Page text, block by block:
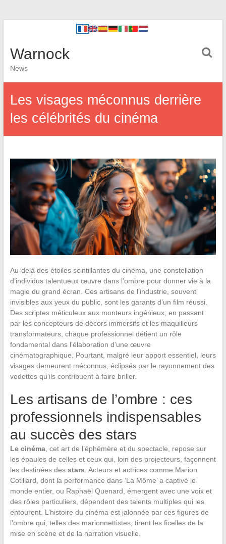
Warnock
News
Les visages méconnus derrière
les célébrités du cinéma
Au-delà des étoiles scintillantes du cinéma, une constellation
d’individus talentueux œuvre dans l’ombre pour donner vie à la
magie du grand écran. Ces artisans de l’industrie, souvent
invisibles aux yeux du public, sont les garants d’un film réussi.
Des scriptes méticuleux aux monteurs ingénieux, en passant
par les concepteurs de décors immersifs et les maquilleurs
transformateurs, chaque professionnel détient un rôle
fondamental dans l’élaboration d’une œuvre
cinématographique. Pourtant, malgré leur apport essentiel, leurs
visages demeurent méconnus, éclipsés par le rayonnement des
vedettes qu’ils contribuent à faire briller.
Les artisans de l’ombre : ces
professionnels indispensables
au succès des stars
Le cinéma, cet art de l’éphémère et du spectacle, repose sur
les épaules de celles et ceux qui, loin des projecteurs, façonnent
les destinées des stars . Acteurs et actrices comme Marion
Cotillard, dont la performance dans ‘La Môme’ a captivé le
monde entier, ou Raphaël Quenard, émergent avec une voix et
des rôles particuliers, dépendent des talents multiples qui les
entourent. L’histoire du cinéma est jalonnée par ces figures de
l’ombre qui, telles des marionnettistes, tirent les ficelles de la
mise en scène et de la narration visuelle.